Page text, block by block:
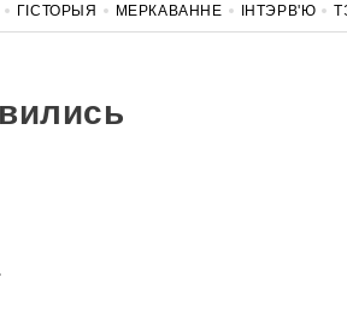
ГІСТОРЫЯ МЕРКАВАННЕ ІНТЭРВ'Ю